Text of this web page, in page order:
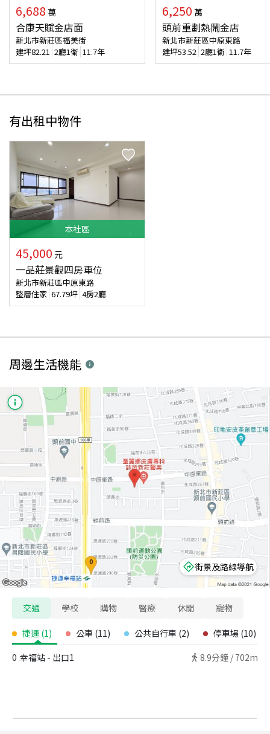
6,688 萬
合康天賦金店面
新北市新莊區福美街
建坪82.21 2廳1衛 11.7年
6,250 萬
頭前重劃熱鬧金店
新北市新莊區中原東路
建坪53.52 2廳1衛 11.7年
有出租中物件
本社區
45,000 元
一品莊景觀四房車位
新北市新莊區中原東路
整層住家 67.79坪 4房2廳
周邊生活機能
街景及路線導航
交通 學校 購物 醫療 休閒 寵物
捷運 (1) 公車 (11) 公共自行車 (2) 停車場 (10)
0 幸福站 - 出口1 8.9分鐘 / 702m